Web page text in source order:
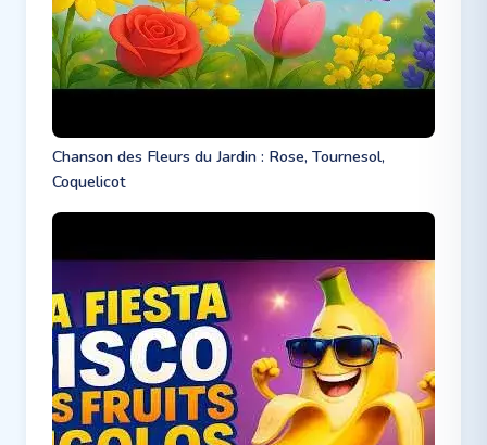
Chanson des Fleurs du Jardin : Rose, Tournesol,
Coquelicot